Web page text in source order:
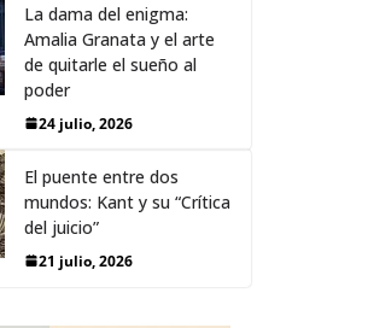
La dama del enigma:
Amalia Granata y el arte
de quitarle el sueño al
poder
24 julio, 2026
El puente entre dos
mundos: Kant y su “Crítica
del juicio”
21 julio, 2026